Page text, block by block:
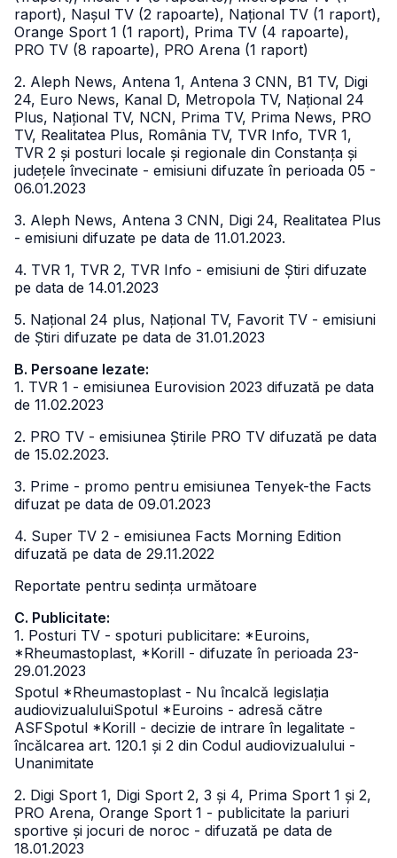
raport), Nașul TV (2 rapoarte), Național TV (1 raport),
Orange Sport 1 (1 raport), Prima TV (4 rapoarte),
PRO TV (8 rapoarte), PRO Arena (1 raport)
2. Aleph News, Antena 1, Antena 3 CNN, B1 TV, Digi
24, Euro News, Kanal D, Metropola TV, Național 24
Plus, Național TV, NCN, Prima TV, Prima News, PRO
TV, Realitatea Plus, România TV, TVR Info, TVR 1,
TVR 2 și posturi locale și regionale din Constanța și
județele învecinate - emisiuni difuzate în perioada 05 -
06.01.2023
3. Aleph News, Antena 3 CNN, Digi 24, Realitatea Plus
- emisiuni difuzate pe data de 11.01.2023.
4. TVR 1, TVR 2, TVR Info - emisiuni de Știri difuzate
pe data de 14.01.2023
5. Național 24 plus, Național TV, Favorit TV - emisiuni
de Știri difuzate pe data de 31.01.2023
B. Persoane lezate:
1. TVR 1 - emisiunea Eurovision 2023 difuzată pe data
de 11.02.2023
2. PRO TV - emisiunea Știrile PRO TV difuzată pe data
de 15.02.2023.
3. Prime - promo pentru emisiunea Tenyek-the Facts
difuzat pe data de 09.01.2023
4. Super TV 2 - emisiunea Facts Morning Edition
difuzată pe data de 29.11.2022
Reportate pentru sedința următoare
C. Publicitate:
1. Posturi TV - spoturi publicitare: *Euroins,
*Rheumastoplast, *Korill - difuzate în perioada 23-
29.01.2023
Spotul *Rheumastoplast - Nu încalcă legislația
audiovizualuluiSpotul *Euroins - adresă către
ASFSpotul *Korill - decizie de intrare în legalitate -
încălcarea art. 120.1 și 2 din Codul audiovizualului -
Unanimitate
2. Digi Sport 1, Digi Sport 2, 3 și 4, Prima Sport 1 și 2,
PRO Arena, Orange Sport 1 - publicitate la pariuri
sportive și jocuri de noroc - difuzată pe data de
18.01.2023